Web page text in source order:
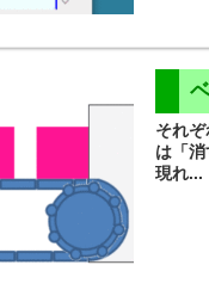
それ
は「
現れ...